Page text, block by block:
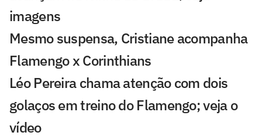
imagens
Mesmo suspensa, Cristiane acompanha
Flamengo x Corinthians
Léo Pereira chama atenção com dois
golaços em treino do Flamengo; veja o
vídeo